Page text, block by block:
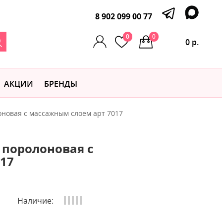
8 902 099 00 77
0
0 р.
0
АКЦИИ БРЕНДЫ
с массажным слоем арт 7017
с
Наличие: